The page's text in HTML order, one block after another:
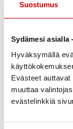
Suostumus
Sydämesi asialla
Hyväksymällä
Evästeet auttavat
muuttaa
evästelinkkiä
opiskelijaa toteutti
Sydänkehossa
mahdollisuuden
Tietoa
Tapahtuma